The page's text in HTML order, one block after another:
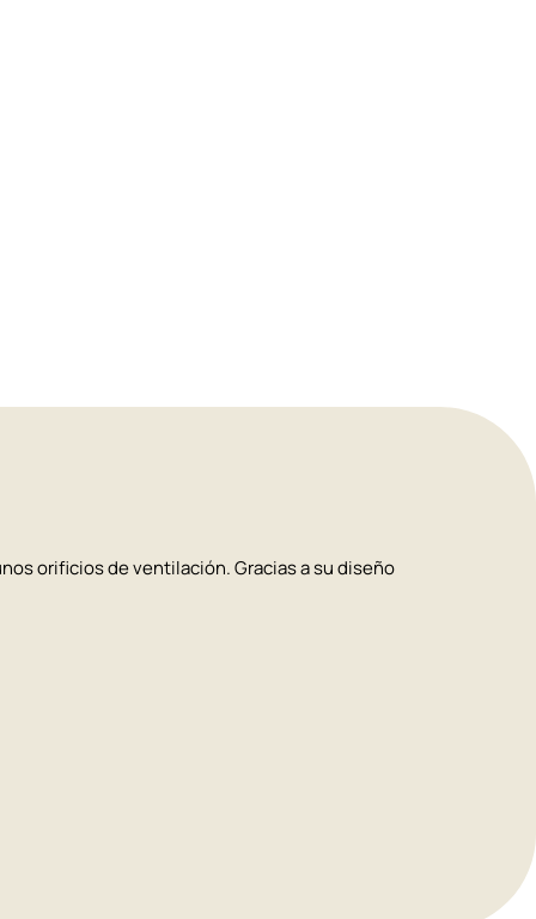
orificios de ventilación. Gracias a su diseño